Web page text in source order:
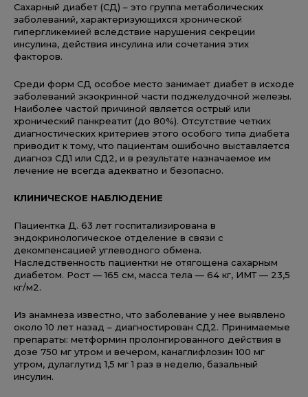
Сахарный диабет (СД) – это группа метаболических
заболеваний, характеризующихся хронической
гипергликемией вследствие нарушения секреции
инсулина, действия инсулина или сочетания этих
факторов.
Среди форм СД особое место занимает диабет в исходе
заболеваний экзокринной части поджелудочной железы.
Наиболее частой причиной является острый или
хронический панкреатит (до 80%). Отсутствие четких
диагностических критериев этого особого типа диабета
приводит к тому, что пациентам ошибочно выставляется
диагноз СД1 или СД2, и в результате назначаемое им
лечение не всегда адекватно и безопасно.
КЛИНИЧЕСКОЕ НАБЛЮДЕНИЕ
Пациентка Д. 63 лет госпитализирована в
эндокринологическое отделение в связи с
декомпенсацией углеводного обмена.
Наследственность пациентки не отягощена сахарным
диабетом. Рост — 165 см, масса тела — 64 кг, ИМТ — 23,5
кг/м2.
Из анамнеза известно, что заболевание у нее выявлено
около 10 лет назад – диагностирован СД2. Принимаемые
препараты: метформин пролонгированного действия в
дозе 750 мг утром и вечером, канаглифлозин 100 мг
утром, дулаглутид 1,5 мг 1 раз в неделю, базальный
инсулин.